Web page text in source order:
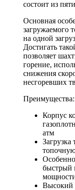
состоит из
Основная
загружаемого
на одной
Достигать
позволяет
горение,
снижения
несгоревших
Преимущества:
Корпус
атм
быстрый
Высокий